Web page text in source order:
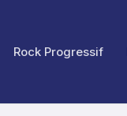
Rock Progressif